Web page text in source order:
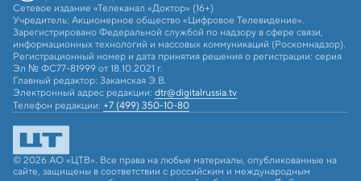
Сетевое издание «Телеканал «Доктор» (16+)
Учредитель: Акционерное общество «Цифровое Телевидение».
Зарегистрировано Федеральной службой по надзору в сфере связи,
информационных технологий и массовых коммуникаций (Роскомнадзор).
Регистрационный номер и дата принятия решения о регистрации: серия
Эл № ФС77-81999 от 18.10.2021 г.
Главный редактор: Закамская Э.В.
Электронный адрес редакции: dtr@digitalrussia.tv
Телефон редакции: +7 (499) 350-10-80
© 2026 АО «ЦТВ». Все права на любые материалы, опубликованные на
сайте, защищены в соответствии с российским и международным